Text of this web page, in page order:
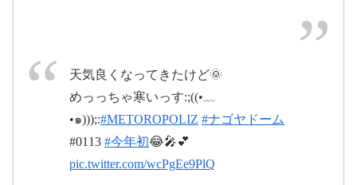
2017年1月13日
天気良くなってきたけど🌞
めっっちゃ寒いっす:;((•﹏
•๑)));:#METOROPOLIZ #ナゴヤドーム
#0113 #今年初😂🎤💕
pic.twitter.com/wcPgEe9PlQ